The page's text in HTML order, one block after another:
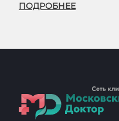
ПОДРОБНЕЕ